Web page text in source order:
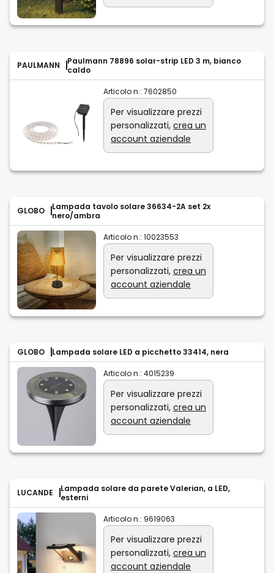
PAULMANN
Paulmann 78896 solar-strip LED 3 m, bianco
caldo
Articolo n.: 7602850
Per visualizzare prezzi
personalizzati, crea un
account aziendale
GLOBO
Lampada tavolo solare 36634-2A set 2x
nero/ambra
Articolo n.: 10023553
Per visualizzare prezzi
personalizzati, crea un
account aziendale
GLOBO Lampada solare LED a picchetto 33414, nera
Articolo n.: 4015239
Per visualizzare prezzi
personalizzati, crea un
account aziendale
LUCANDE
Lampada solare da parete Valerian, a LED,
esterni
Articolo n.: 9619063
Per visualizzare prezzi
personalizzati, crea un
account aziendale